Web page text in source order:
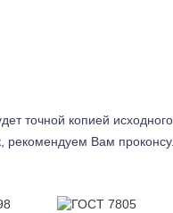
точной копией
Вам